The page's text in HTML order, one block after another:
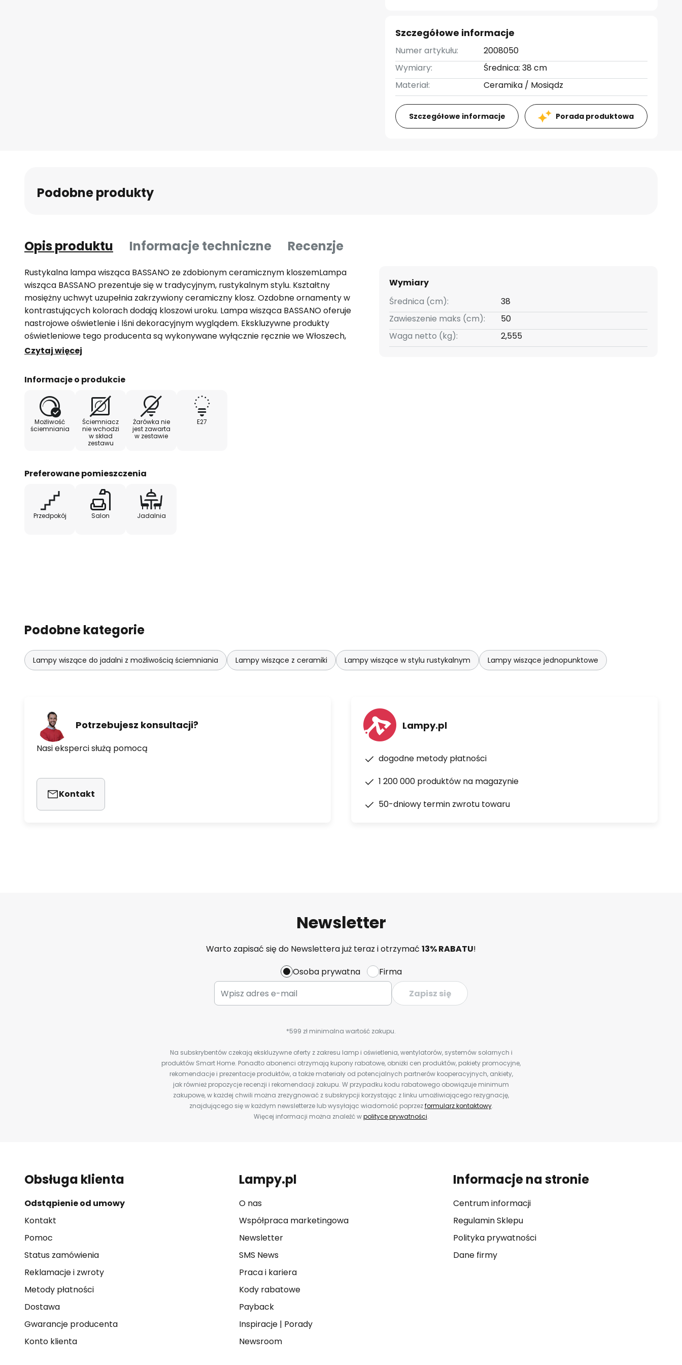
Szczegółowe informacje
Numer artykułu:
2008050
Wymiary:
Średnica: 38 cm
Materiał:
Ceramika / Mosiądz
Szczegółowe informacje Porada produktowa
Podobne produkty
Opis produktu Informacje techniczne Recenzje
Rustykalna lampa wisząca BASSANO ze zdobionym ceramicznym kloszemLampa
wisząca BASSANO prezentuje się w tradycyjnym, rustykalnym stylu. Kształtny
mosiężny uchwyt uzupełnia zakrzywiony ceramiczny klosz. Ozdobne ornamenty w
kontrastujących kolorach dodają kloszowi uroku. Lampa wisząca BASSANO oferuje
nastrojowe oświetlenie i lśni dekoracyjnym wyglądem. Ekskluzywne produkty
oświetleniowe tego producenta są wykonywane wyłącznie ręcznie we Włoszech,
gdzie zwraca się szczególną uwagę na dobór doskonałej jakości użytych
sztuki oświetleniowej i wytwarzania produktów, które są tworzone z pasją i
starannością oraz mają małe cechy szczególne, które czynią je wyjątkowymi i
niepowtarzalnymi.
Czytaj więcej
Informacje o produkcie
Możliwość
ściemniania
Ściemniacz
nie wchodzi
w skład
zestawu
Żarówka nie
jest zawarta
w zestawie
E27
Preferowane pomieszczenia
Przedpokój Salon Jadalnia
Wymiary
Średnica (cm):
38
Zawieszenie maks (cm):
50
Waga netto (kg):
2,555
Podobne kategorie
Lampy wiszące do jadalni z możliwością ściemniania Lampy wiszące z ceramiki Lampy wiszące w stylu rustykalnym Lampy wiszące jednopunktowe
Potrzebujesz konsultacji?
Nasi eksperci służą pomocą
Kontakt
Lampy.pl
dogodne metody płatności
1 200 000 produktów na magazynie
50-dniowy termin zwrotu towaru
Newsletter
Warto zapisać się do Newslettera już teraz i otrzymać 13% RABATU!
Osoba prywatna
Firma
Zapisz się
*599 zł minimalna wartość zakupu.
Na subskrybentów czekają ekskluzywne oferty z zakresu lamp i oświetlenia, wentylatorów, systemów solarnych i
produktów Smart Home. Ponadto abonenci otrzymają kupony rabatowe, obniżki cen produktów, pakiety promocyjne,
rekomendacje i prezentacje produktów, a także materiały od potencjalnych partnerów kooperacyjnych, ankiety,
jak również propozycje recenzji i rekomendacji zakupu. W przypadku kodu rabatowego obowiązuje minimum
zakupowe, w każdej chwili można zrezygnować z subskrypcji korzystając z linku umożliwiającego rezygnację,
znajdującego się w każdym newsletterze lub wysyłając wiadomość poprzezformularz kontaktowy.
Więcej informacji można znaleźć wpolityce prywatności.
Obsługa klienta
Odstąpienie od umowy
Kontakt
Pomoc
Status zamówienia
Reklamacje i zwroty
Metody płatności
Dostawa
Gwarancje producenta
Konto klienta
Lampy.pl
O nas
Współpraca marketingowa
Newsletter
SMS News
Praca i kariera
Kody rabatowe
Payback
Inspiracje| Porady
Newsroom
Informacje na stronie
Centrum informacji
Regulamin Sklepu
Polityka prywatności
Dane firmy